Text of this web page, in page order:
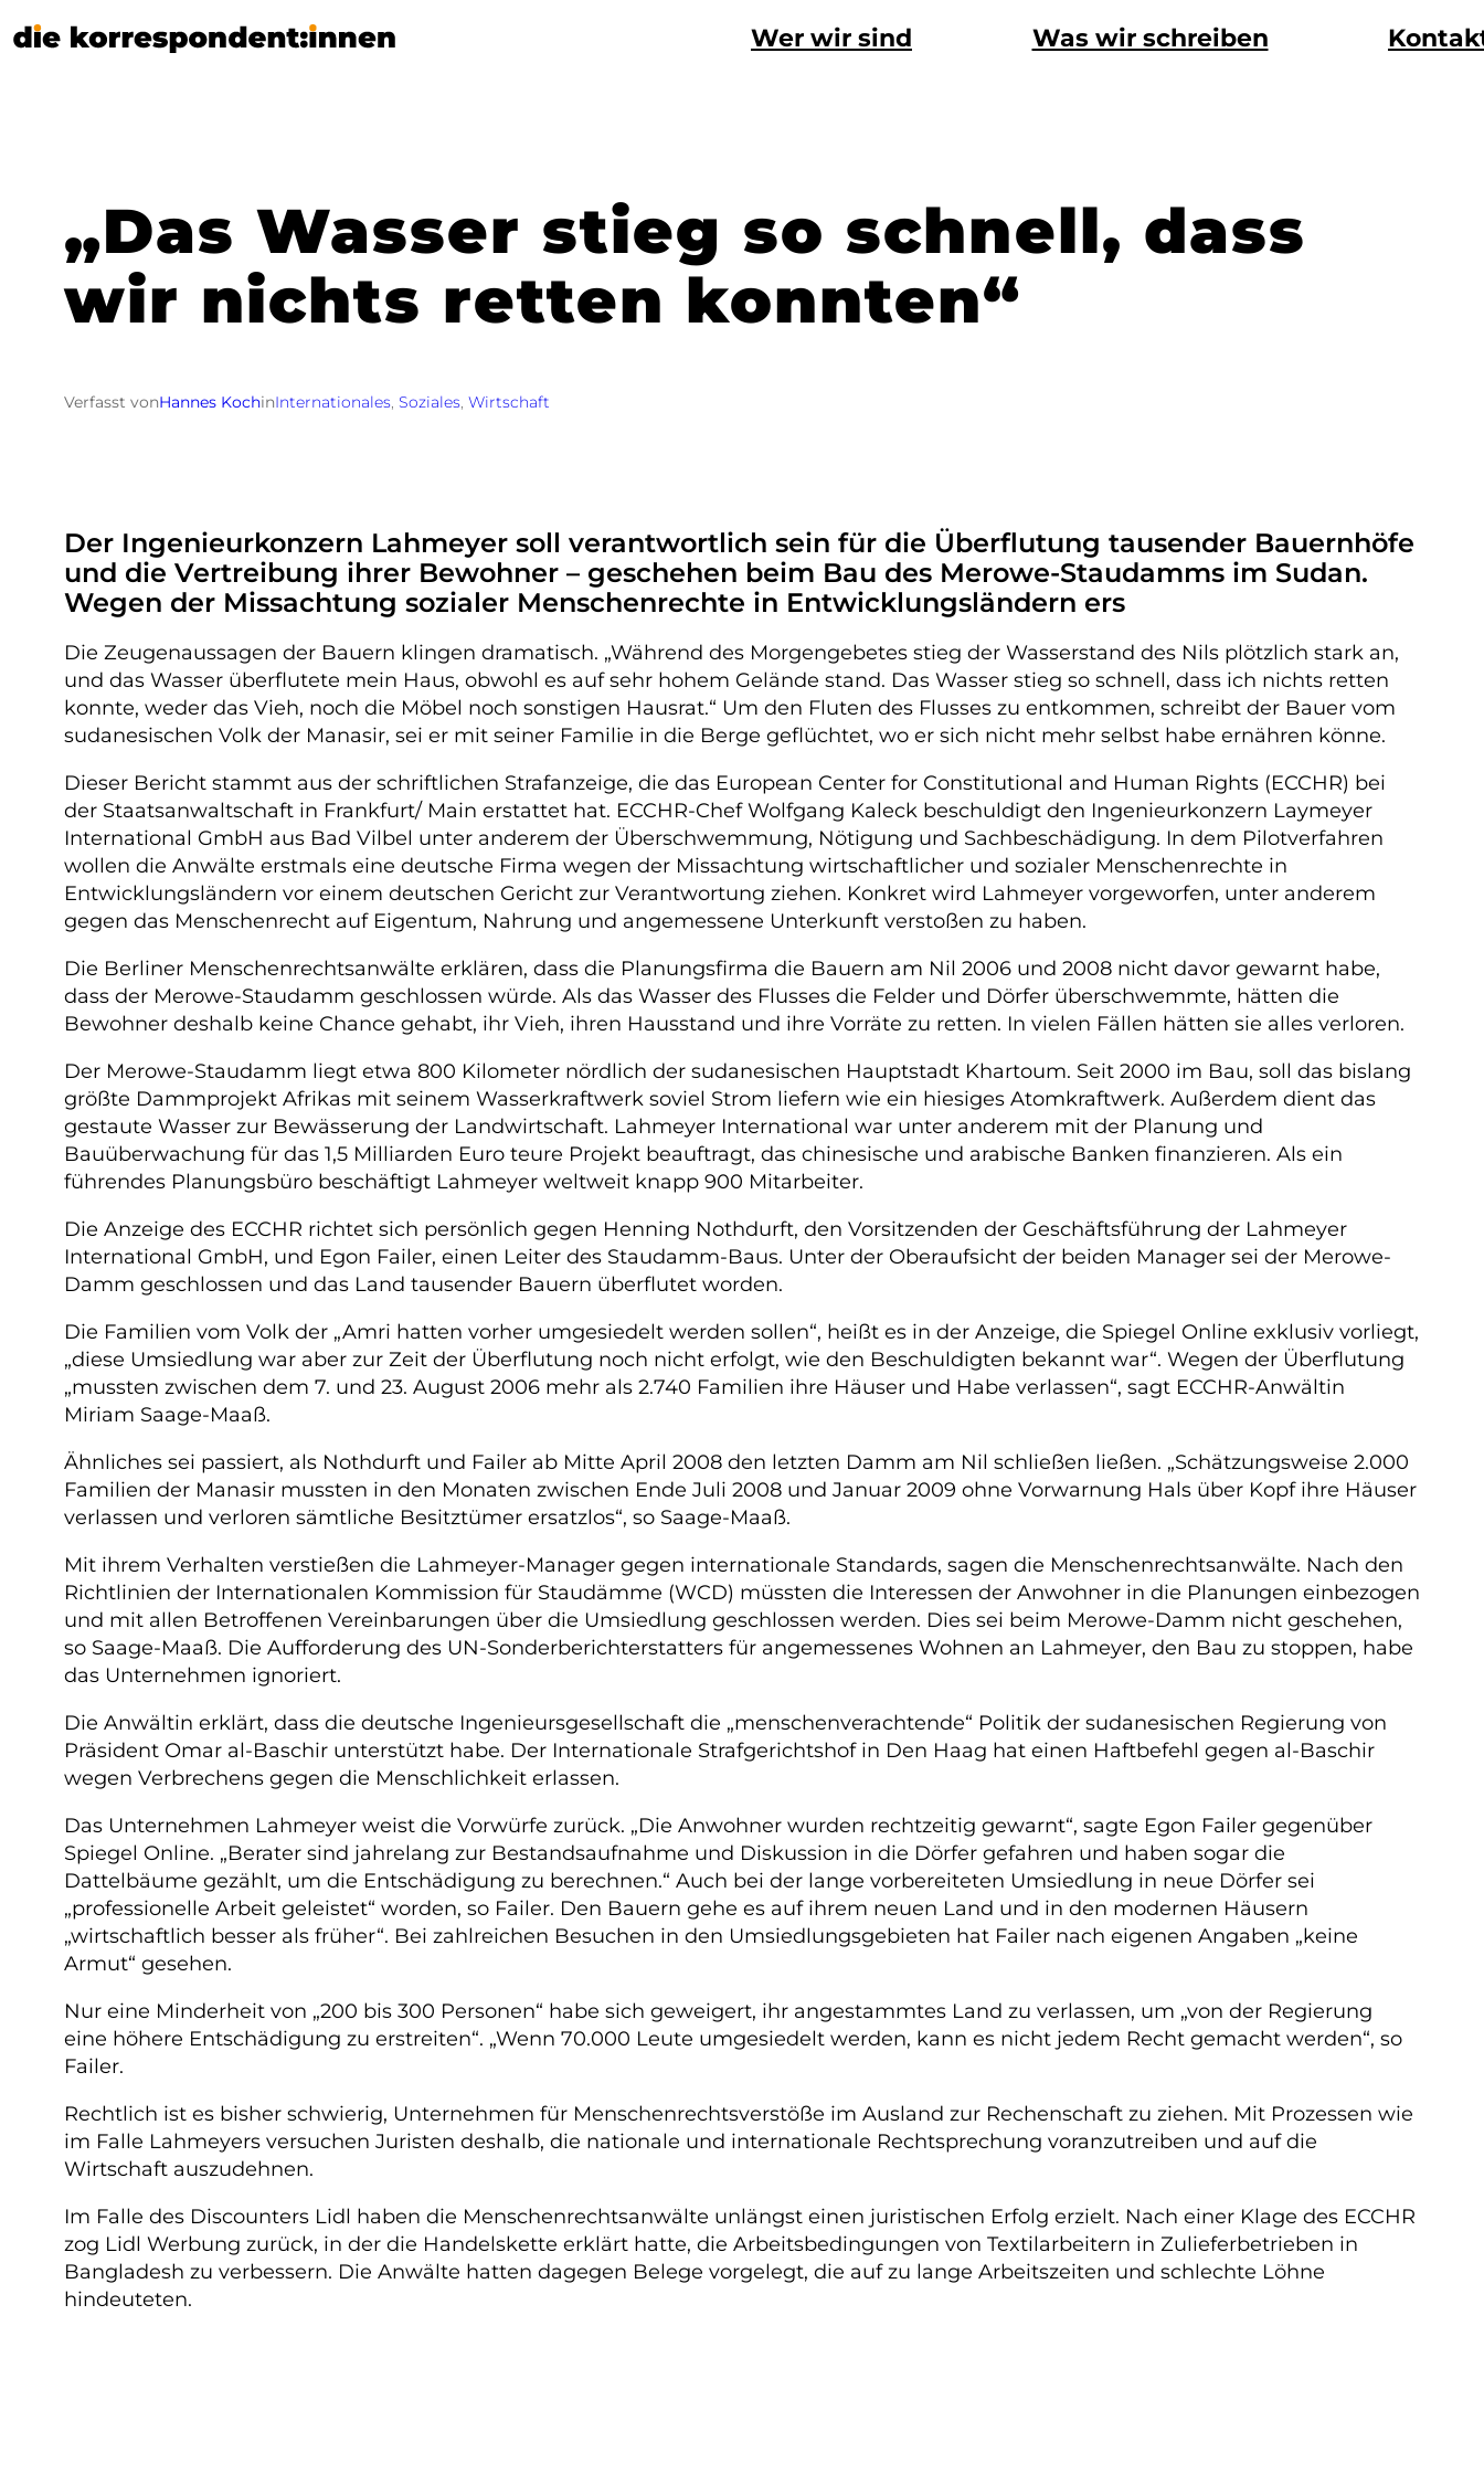
Wer wir sind Was wir schreiben
„Das Wasser stieg so schnell, dass
wir nichts retten konnten“
Verfasst vonHannes KochinInternationales, Soziales, Wirtschaft
Der Ingenieurkonzern Lahmeyer soll verantwortlich sein für die Überflutung tausender Bauernhöfe
und die Vertreibung ihrer Bewohner – geschehen beim Bau des Merowe-Staudamms im Sudan.
Wegen der Missachtung sozialer Menschenrechte in Entwicklungsländern ers
Die Zeugenaussagen der Bauern klingen dramatisch. „Während des Morgengebetes stieg der Wasserstand des Nils plötzlich stark an,
und das Wasser überflutete mein Haus, obwohl es auf sehr hohem Gelände stand. Das Wasser stieg so schnell, dass ich nichts retten
konnte, weder das Vieh, noch die Möbel noch sonstigen Hausrat.“ Um den Fluten des Flusses zu entkommen, schreibt der Bauer vom
sudanesischen Volk der Manasir, sei er mit seiner Familie in die Berge geflüchtet, wo er sich nicht mehr selbst habe ernähren könne.
Dieser Bericht stammt aus der schriftlichen Strafanzeige, die das European Center for Constitutional and Human Rights (ECCHR) bei
der Staatsanwaltschaft in Frankfurt/ Main erstattet hat. ECCHR-Chef Wolfgang Kaleck beschuldigt den Ingenieurkonzern Laymeyer
International GmbH aus Bad Vilbel unter anderem der Überschwemmung, Nötigung und Sachbeschädigung. In dem Pilotverfahren
wollen die Anwälte erstmals eine deutsche Firma wegen der Missachtung wirtschaftlicher und sozialer Menschenrechte in
Entwicklungsländern vor einem deutschen Gericht zur Verantwortung ziehen. Konkret wird Lahmeyer vorgeworfen, unter anderem
gegen das Menschenrecht auf Eigentum, Nahrung und angemessene Unterkunft verstoßen zu haben.
Die Berliner Menschenrechtsanwälte erklären, dass die Planungsfirma die Bauern am Nil 2006 und 2008 nicht davor gewarnt habe,
dass der Merowe-Staudamm geschlossen würde. Als das Wasser des Flusses die Felder und Dörfer überschwemmte, hätten die
Bewohner deshalb keine Chance gehabt, ihr Vieh, ihren Hausstand und ihre Vorräte zu retten. In vielen Fällen hätten sie alles verloren.
Der Merowe-Staudamm liegt etwa 800 Kilometer nördlich der sudanesischen Hauptstadt Khartoum. Seit 2000 im Bau, soll das bislang
größte Dammprojekt Afrikas mit seinem Wasserkraftwerk soviel Strom liefern wie ein hiesiges Atomkraftwerk. Außerdem dient das
gestaute Wasser zur Bewässerung der Landwirtschaft. Lahmeyer International war unter anderem mit der Planung und
Bauüberwachung für das 1,5 Milliarden Euro teure Projekt beauftragt, das chinesische und arabische Banken finanzieren. Als ein
führendes Planungsbüro beschäftigt Lahmeyer weltweit knapp 900 Mitarbeiter.
Die Anzeige des ECCHR richtet sich persönlich gegen Henning Nothdurft, den Vorsitzenden der Geschäftsführung der Lahmeyer
International GmbH, und Egon Failer, einen Leiter des Staudamm-Baus. Unter der Oberaufsicht der beiden Manager sei der Merowe-
Damm geschlossen und das Land tausender Bauern überflutet worden.
Die Familien vom Volk der „Amri hatten vorher umgesiedelt werden sollen“, heißt es in der Anzeige, die Spiegel Online exklusiv vorliegt,
„diese Umsiedlung war aber zur Zeit der Überflutung noch nicht erfolgt, wie den Beschuldigten bekannt war“. Wegen der Überflutung
„mussten zwischen dem 7. und 23. August 2006 mehr als 2.740 Familien ihre Häuser und Habe verlassen“, sagt ECCHR-Anwältin
Miriam Saage-Maaß.
Ähnliches sei passiert, als Nothdurft und Failer ab Mitte April 2008 den letzten Damm am Nil schließen ließen. „Schätzungsweise 2.000
Familien der Manasir mussten in den Monaten zwischen Ende Juli 2008 und Januar 2009 ohne Vorwarnung Hals über Kopf ihre Häuser
verlassen und verloren sämtliche Besitztümer ersatzlos“, so Saage-Maaß.
Mit ihrem Verhalten verstießen die Lahmeyer-Manager gegen internationale Standards, sagen die Menschenrechtsanwälte. Nach den
Richtlinien der Internationalen Kommission für Staudämme (WCD) müssten die Interessen der Anwohner in die Planungen einbezogen
und mit allen Betroffenen Vereinbarungen über die Umsiedlung geschlossen werden. Dies sei beim Merowe-Damm nicht geschehen,
so Saage-Maaß. Die Aufforderung des UN-Sonderberichterstatters für angemessenes Wohnen an Lahmeyer, den Bau zu stoppen, habe
das Unternehmen ignoriert.
Die Anwältin erklärt, dass die deutsche Ingenieursgesellschaft die „menschenverachtende“ Politik der sudanesischen Regierung von
Präsident Omar al-Baschir unterstützt habe. Der Internationale Strafgerichtshof in Den Haag hat einen Haftbefehl gegen al-Baschir
wegen Verbrechens gegen die Menschlichkeit erlassen.
Das Unternehmen Lahmeyer weist die Vorwürfe zurück. „Die Anwohner wurden rechtzeitig gewarnt“, sagte Egon Failer gegenüber
Spiegel Online. „Berater sind jahrelang zur Bestandsaufnahme und Diskussion in die Dörfer gefahren und haben sogar die
Dattelbäume gezählt, um die Entschädigung zu berechnen.“ Auch bei der lange vorbereiteten Umsiedlung in neue Dörfer sei
„professionelle Arbeit geleistet“ worden, so Failer. Den Bauern gehe es auf ihrem neuen Land und in den modernen Häusern
„wirtschaftlich besser als früher“. Bei zahlreichen Besuchen in den Umsiedlungsgebieten hat Failer nach eigenen Angaben „keine
Armut“ gesehen.
Nur eine Minderheit von „200 bis 300 Personen“ habe sich geweigert, ihr angestammtes Land zu verlassen, um „von der Regierung
eine höhere Entschädigung zu erstreiten“. „Wenn 70.000 Leute umgesiedelt werden, kann es nicht jedem Recht gemacht werden“, so
Failer.
Rechtlich ist es bisher schwierig, Unternehmen für Menschenrechtsverstöße im Ausland zur Rechenschaft zu ziehen. Mit Prozessen wie
im Falle Lahmeyers versuchen Juristen deshalb, die nationale und internationale Rechtsprechung voranzutreiben und auf die
Wirtschaft auszudehnen.
Im Falle des Discounters Lidl haben die Menschenrechtsanwälte unlängst einen juristischen Erfolg erzielt. Nach einer Klage des ECCHR
zog Lidl Werbung zurück, in der die Handelskette erklärt hatte, die Arbeitsbedingungen von Textilarbeitern in Zulieferbetrieben in
Bangladesh zu verbessern. Die Anwälte hatten dagegen Belege vorgelegt, die auf zu lange Arbeitszeiten und schlechte Löhne
hindeuteten.